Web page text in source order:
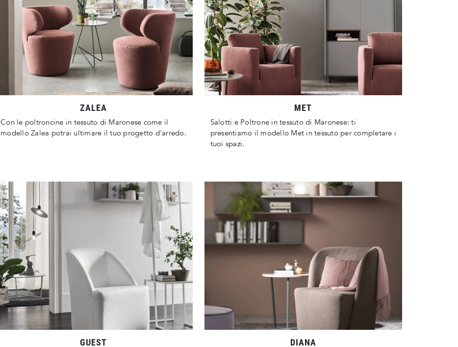
ZALEA
Con le poltroncine in tessuto di Maronese come il
modello Zalea potrai ultimare il tuo progetto d'arredo.
MET
Salotti e Poltrone in tessuto di Maronese: ti
presentiamo il modello Met in tessuto per completare i
tuoi spazi.
GUEST DIANA